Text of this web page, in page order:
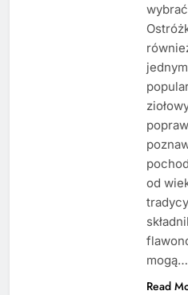
od
mogą…
Read